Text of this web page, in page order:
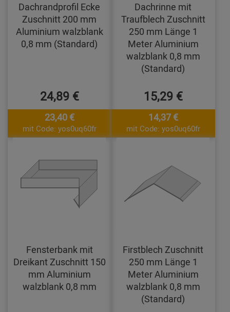
Dachrandprofil Ecke
Zuschnitt 200 mm
Aluminium walzblank
0,8 mm (Standard)
24,89 €
23,40 €
mit Code: yos0uq60fr
Dachrinne mit
Traufblech Zuschnitt
250 mm Länge 1
Meter Aluminium
walzblank 0,8 mm
(Standard)
15,29 €
14,37 €
mit Code: yos0uq60fr
Fensterbank mit
Dreikant Zuschnitt 150
mm Aluminium
walzblank 0,8 mm
Firstblech Zuschnitt
250 mm Länge 1
Meter Aluminium
walzblank 0,8 mm
(Standard)